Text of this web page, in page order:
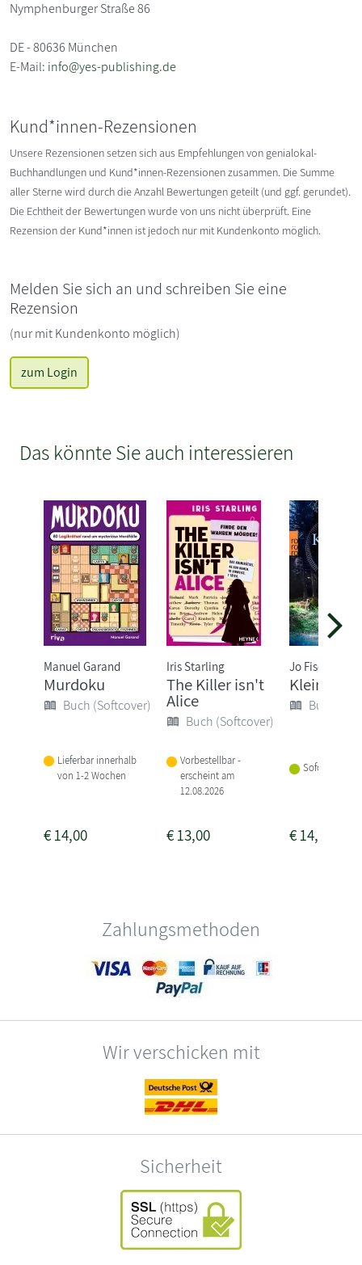
Nymphenburger Straße 86
DE - 80636 München
E-Mail: info@yes-publishing.de
Kund*innen-Rezensionen
Unsere Rezensionen setzen sich aus Empfehlungen von genialokal-
Buchhandlungen und Kund*innen-Rezensionen zusammen. Die Summe
aller Sterne wird durch die Anzahl Bewertungen geteilt (und ggf. gerundet).
Die Echtheit der Bewertungen wurde von uns nicht überprüft. Eine
Rezension der Kund*innen ist jedoch nur mit Kundenkonto möglich.
Melden Sie sich an und schreiben Sie eine
Rezension
(nur mit Kundenkonto möglich)
zum Login
Das könnte Sie auch interessieren
Manuel Garand
Murdoku
Buch (Softcover)
Lieferbar innerhalb
von 1-2 Wochen
€14,00
Iris Starling
The Killer isn't
Alice
Buch (Softcover)
Vorbestellbar -
erscheint am
12.08.2026
€13,00
Jo Fischler
Klein
Buch
Sofort
€14,00
Zahlungsmethoden
Wir verschicken mit
Sicherheit